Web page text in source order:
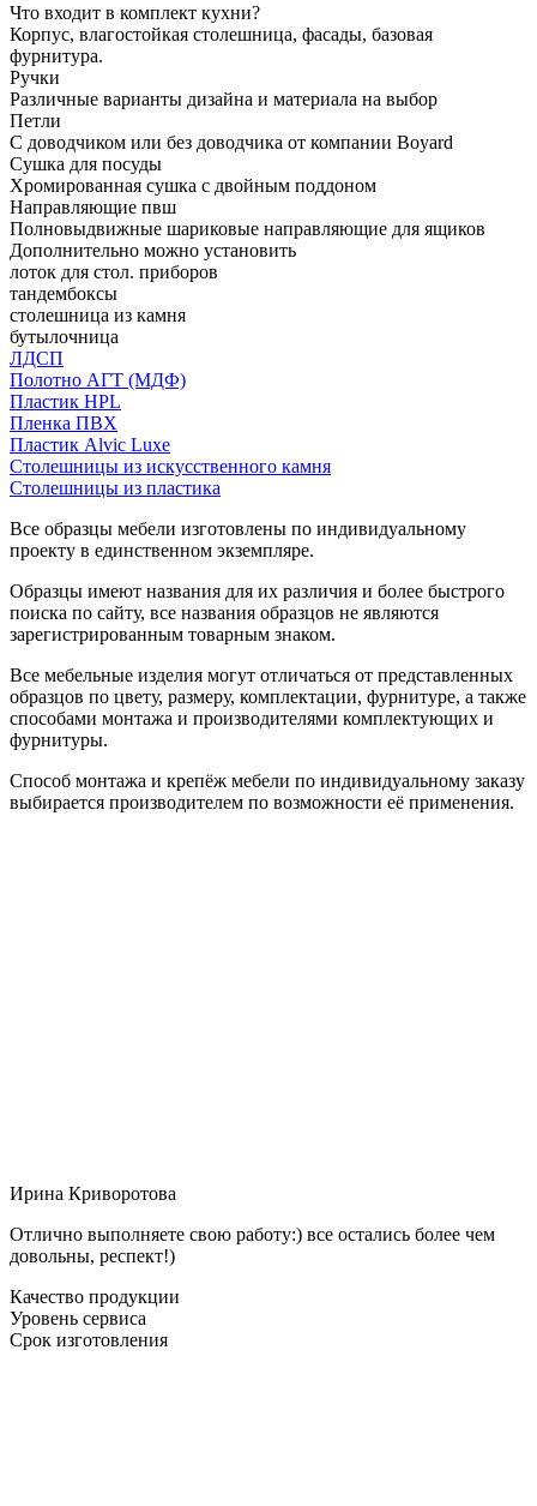
Что входит в комплект кухни?
Корпус, влагостойкая столешница, фасады, базовая
фурнитура.
Ручки
Различные варианты дизайна и материала на выбор
Петли
С доводчиком или без доводчика от компании Boyard
Сушка для посуды
Хромированная сушка с двойным поддоном
Направляющие пвш
Полновыдвижные шариковые направляющие для ящиков
Дополнительно можно установить
лоток для стол. приборов
тандембоксы
столешница из камня
бутылочница
ЛДСП
Полотно АГТ (МДФ)
Пластик HPL
Пленка ПВХ
Пластик Alvic Luxe
Столешницы из искусственного камня
Столешницы из пластика
Все образцы мебели изготовлены по индивидуальному
проекту в единственном экземпляре.
Образцы имеют названия для их различия и более быстрого
поиска по сайту, все названия образцов не являются
зарегистрированным товарным знаком.
Все мебельные изделия могут отличаться от представленных
образцов по цвету, размеру, комплектации, фурнитуре, а также
способами монтажа и производителями комплектующих и
фурнитуры.
Способ монтажа и крепёж мебели по индивидуальному заказу
выбирается производителем по возможности её применения.
Ирина Криворотова
Отлично выполняете свою работу:) все остались более чем
довольны, респект!)
Качество продукции
Уровень сервиса
Срок изготовления